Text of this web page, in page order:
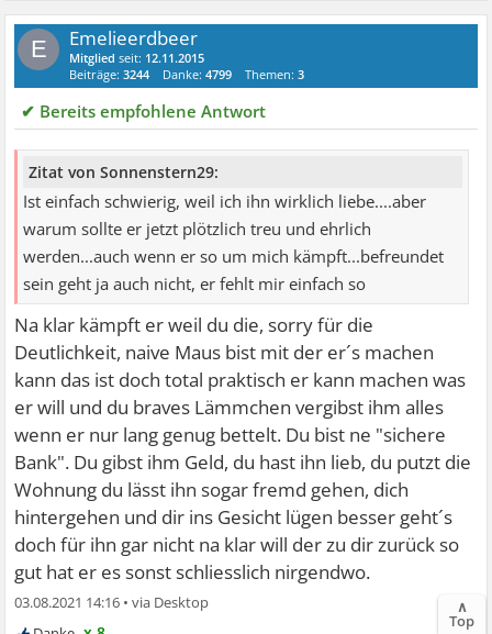
E Emelieerdbeer
Mitglied seit: 12.11.2015
Beiträge:3244 Danke:4799 Themen:3
✔ Bereits empfohlene Antwort
Zitat von Sonnenstern29:
Ist einfach schwierig, weil ich ihn wirklich liebe....aber
warum sollte er jetzt plötzlich treu und ehrlich
werden...auch wenn er so um mich kämpft...befreundet
sein geht ja auch nicht, er fehlt mir einfach so
Na klar kämpft er weil du die, sorry für die
Deutlichkeit, naive Maus bist mit der er´s machen
kann das ist doch total praktisch er kann machen was
er will und du braves Lämmchen vergibst ihm alles
wenn er nur lang genug bettelt. Du bist ne "sichere
Bank". Du gibst ihm Geld, du hast ihn lieb, du putzt die
Wohnung du lässt ihn sogar fremd gehen, dich
hintergehen und dir ins Gesicht lügen besser geht´s
doch für ihn gar nicht na klar will der zu dir zurück so
gut hat er es sonst schliesslich nirgendwo.
03.08.2021 14:16 • ∧
Top